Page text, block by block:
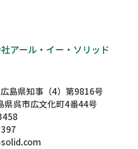
島県知事（4）第9816号
県呉市広文化町4番44号